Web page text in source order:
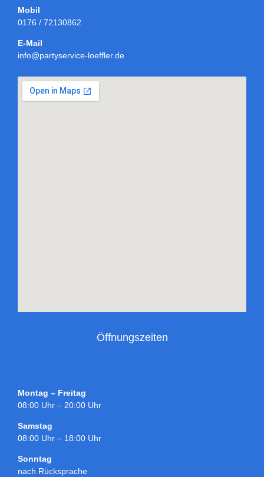
Mobil
0176 / 72130862
E-Mail
info@partyservice-loeffler.de
Öffnungszeiten
Montag – Freitag
08:00 Uhr – 20:00 Uhr
Samstag
08:00 Uhr – 18:00 Uhr
Sonntag
nach Rücksprache